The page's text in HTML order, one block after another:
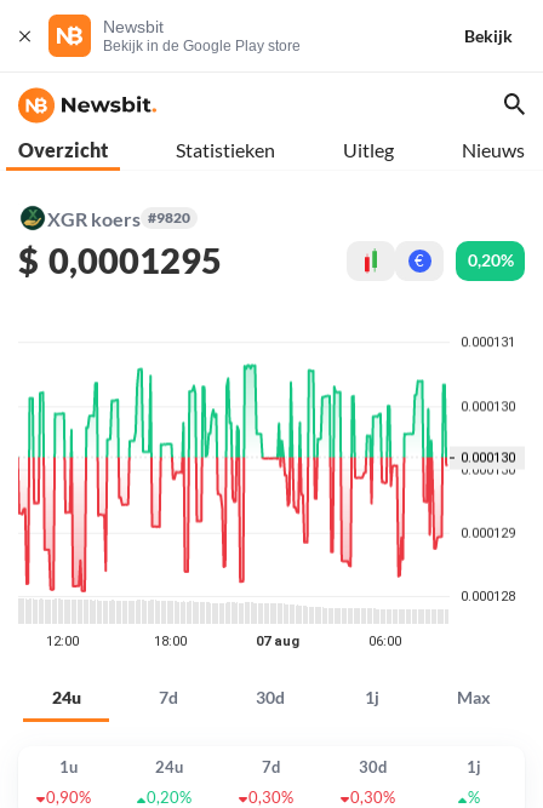
Newsbit
Bekijk in de Google Play store
Bekijk
Overzicht Statistieken Uitleg Nieuws
XGR koers #9820
$ 0,0001295 € 0,20%
24u 7d 30d 1j Max
1u 24u 7d 30d
1j
0,90%
0,20% 0,30% 0,30% %